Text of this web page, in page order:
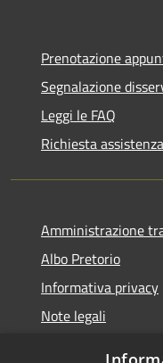
Prenotazione
Segnalazione
Leggi le FAQ
Richiesta assistenza
Amministrazione
Albo Pretorio
Informativa privacy
Note legali